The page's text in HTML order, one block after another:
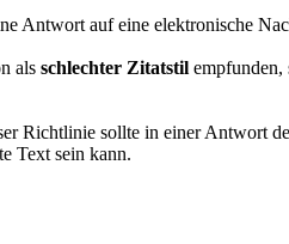
Antwort auf eine elektronische
als schlechter Zitatstil
Richtlinie sollte in einer Antwort
Text sein kann.